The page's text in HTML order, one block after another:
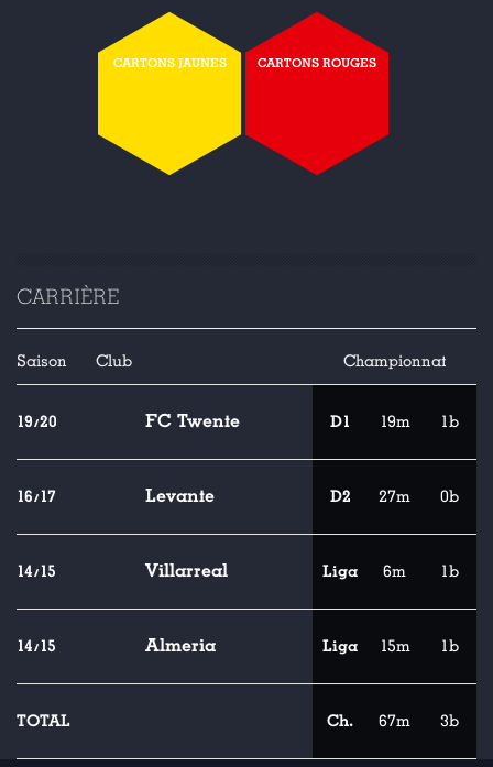
CARTONS JAUNES CARTONS ROUGES
CARRIÈRE
Saison Club Championnat
19/20 FC Twente D1 19m 1b
16/17 Levante D2 27m 0b
14/15 Villarreal Liga 6m 1b
14/15 Almeria Liga 15m 1b
TOTAL Ch. 67m 3b